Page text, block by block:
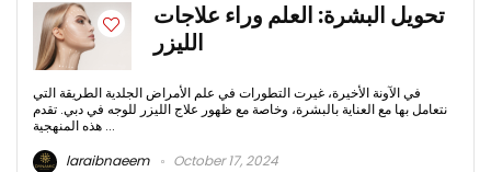
تحويل البشرة: العلم وراء علاجات
الليزر
في الآونة الأخيرة، غيرت التطورات في علم الأمراض الجلدية الطريقة التي
نتعامل بها مع العناية بالبشرة، وخاصة مع ظهور علاج الليزر للوجه في دبي. تقدم
هذه المنهجية ...
laraibnaeem
October 17, 2024